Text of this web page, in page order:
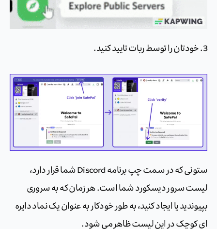
3. خودتان را توسط ربات تایید کنید.
ستونی که در سمت چپ برنامه Discord شما قرار دارد،
لیست سرور دیسکورد شما است. هر زمان که به سروری
بپیوندید یا ایجاد کنید، به طور خودکار به عنوان یک نماد دایره
ای کوچک در این لیست ظاهر می شود.